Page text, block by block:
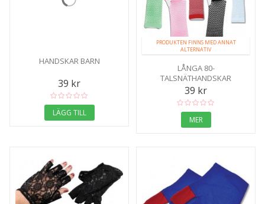
HANDSKAR BARN
39 kr
LÄGG TILL
PRODUKTEN FINNS MED ANNAT
ALTERNATIV
LÅNGA 80-
TALSNÄTHANDSKAR
39 kr
MER